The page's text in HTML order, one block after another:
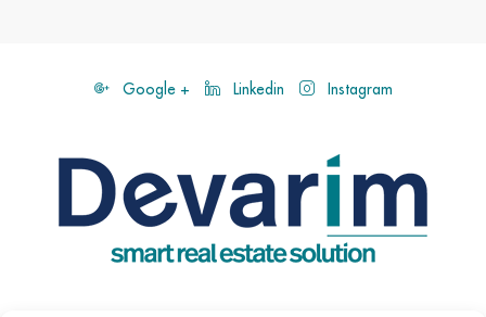
Google + Linkedin Instagram